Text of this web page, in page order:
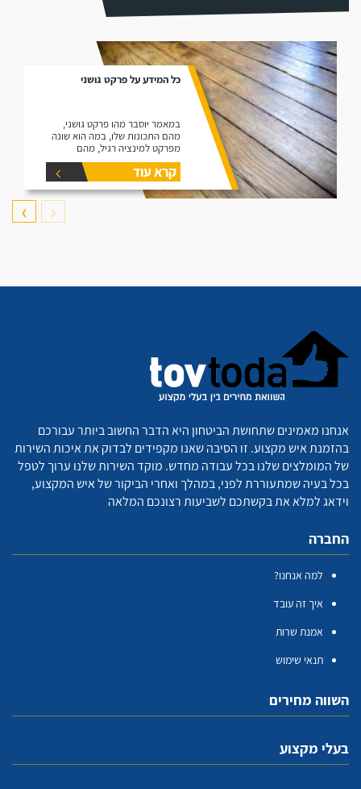
כל המידע על פרקט גושני
במאמר יוסבר מהו פרקט גושני,
מהם התכונות שלו, במה הוא שונה
מפרקט למינציה רגיל, מהם
היתרונות שלו ומהם החסרונות שלו.
קרא עוד
❮
❯
אנחנו מאמינים שתחושת הביטחון היא הדבר החשוב ביותר עבורכם
בהזמנת איש מקצוע. זו הסיבה שאנו מקפידים לבדוק את איכות השירות
של המומלצים שלנו בכל עבודה מחדש. מוקד השירות שלנו ערוך לטפל
בכל בעיה שמתעוררת לפני, במהלך ואחרי הביקור של איש המקצוע,
וידאג למלא את בקשתכם לשביעות רצונכם המלאה
החברה
למה אנחנו?
איך זה עובד
אמנת שרות
תנאי שימוש
השווה מחירים
בעלי מקצוע